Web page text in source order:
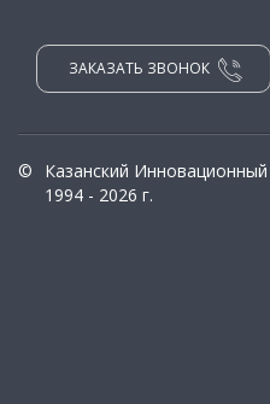
ЗАКАЗАТЬ ЗВОНОК
©
Казанский
1994 - 2026 г.